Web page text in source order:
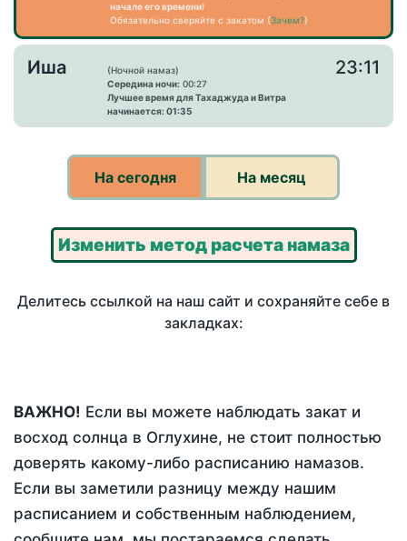
начале его времени!
Обязательно сверяйте с закатом (Зачем?)
Иша
(Ночной намаз)
Середина ночи: 00:27
Лучшее время для Тахаджуда и Витра
начинается: 01:35
23:11
На сегодня На месяц
Изменить метод расчета намаза
Делитесь ссылкой на наш сайт и сохраняйте себе в
закладках:
ВАЖНО! Если вы можете наблюдать закат и
восход солнца в Оглухине, не стоит полностью
доверять какому-либо расписанию намазов.
Если вы заметили разницу между нашим
расписанием и собственным наблюдением,